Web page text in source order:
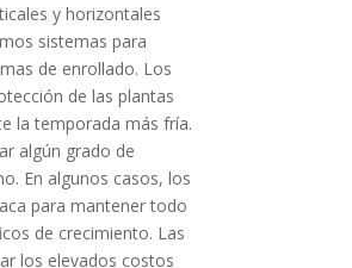
y horizontales
sistemas para
de enrollado. Los
de las plantas
la temporada más fría.
algún grado de
En algunos casos, los
para mantener todo
de crecimiento. Las
los elevados costos